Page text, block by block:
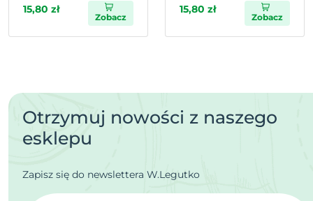
15,80 zł
Zobacz
15,80 zł
Zobacz
Otrzymuj nowości z naszego
esklepu
Zapisz się do newslettera W.Legutko